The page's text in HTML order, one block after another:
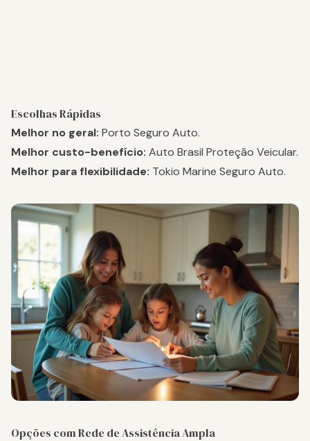
Escolhas Rápidas
Melhor no geral: Porto Seguro Auto.
Melhor custo-benefício: Auto Brasil Proteção Veicular.
Melhor para flexibilidade: Tokio Marine Seguro Auto.
Opções com Rede de Assistência Ampla